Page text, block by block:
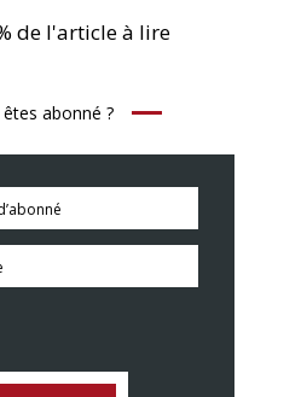
de l'article à lire
abonné ?